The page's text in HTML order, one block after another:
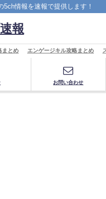
情報を速報で提供します！
報
まとめ エンゲージキル攻略まとめ
お問い合わせ